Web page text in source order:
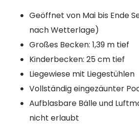
Geöffnet von Mai bis Ende
nach Wetterlage)
Großes Becken: 1,39 m tief
Kinderbecken: 25 cm tief
Liegewiese mit Liegestühlen
Vollständig eingezäunter
Aufblasbare Bälle und
nicht erlaubt